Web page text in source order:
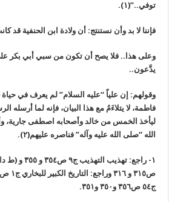
توفي..”(١).
فإننا لا بد وأن نستنتج: أن ولادة ابن الحنفية قد كانت سنة ٨
وعلى هذا.. فلا يصح أن تكون من سبي أبي بكر على
يدَّعون..
وقولهم: إن علياً “عليه السلام” لم يعرف في حياة
فاطمة، لا يتلاءَمُ مع هذا البيان، فإنه لما أرسله
ليأخذ الخمس من خالد وأصحابه اصطفى جارية،
الله “صلى الله عليه وآله” فناصره عليهم(٢).
ج٥٤ ص٣٥٦ و٣٥٠ و٣٥١.